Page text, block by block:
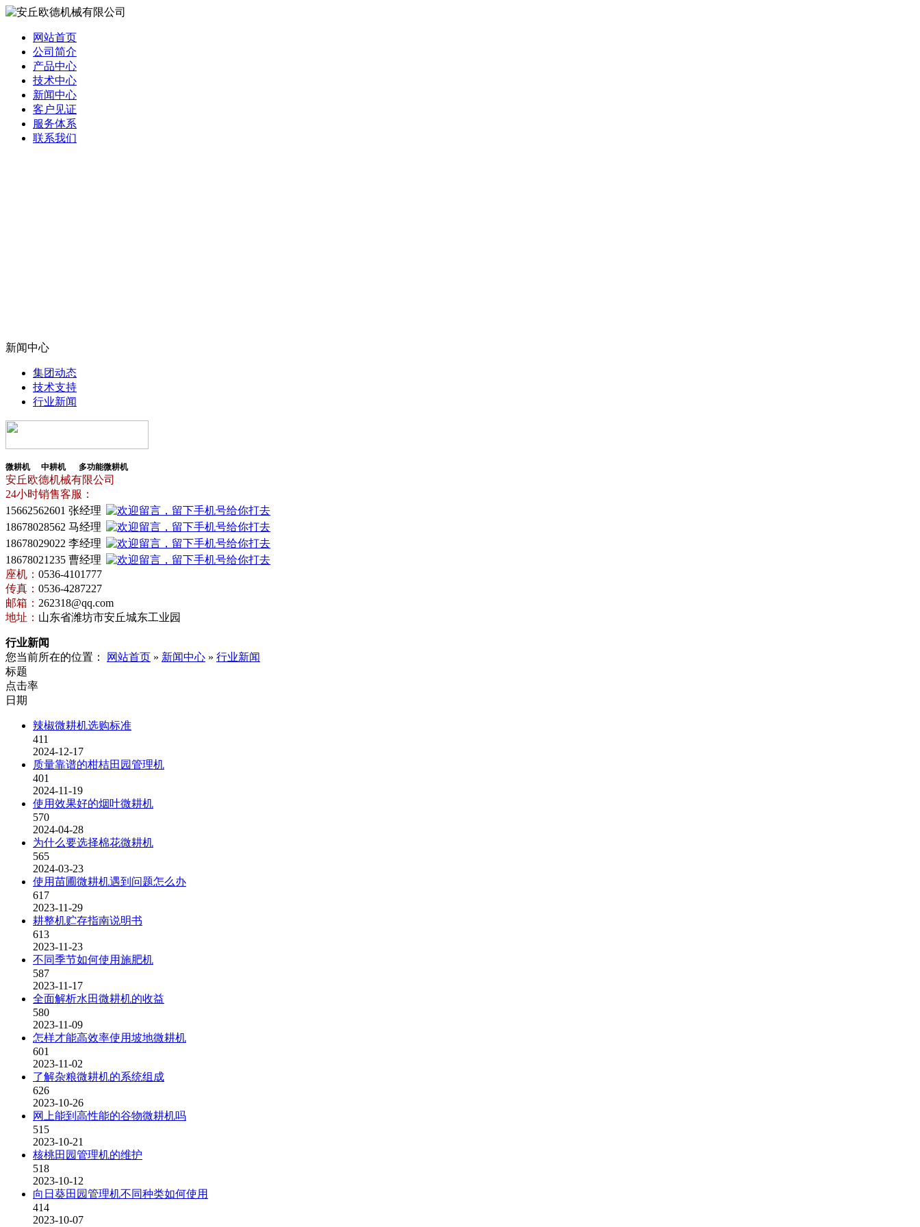
网站首页
公司简介
产品中心
技术中心
新闻中心
客户见证
服务体系
联系我们
新闻中心
集团动态
技术支持
行业新闻
微耕机 中耕机 多功能微耕机
安丘欧德机械有限公司
24小时销售客服：
15662562601 张经理
18678028562 马经理
18678029022 李经理
18678021235 曹经理
座机： 0536-4101777
传真： 0536-4287227
邮箱： 262318@qq.com
地址： 山东省潍坊市安丘城东工业园
行业新闻
您当前所在的位置：
网站首页 » 新闻中心 » 行业新闻
标题
点击率
日期
辣椒微耕机选购标准
411
2024-12-17
质量靠谱的柑桔田园管理机
401
2024-11-19
使用效果好的烟叶微耕机
570
2024-04-28
为什么要选择棉花微耕机
565
2024-03-23
使用苗圃微耕机遇到问题怎么办
617
2023-11-29
耕整机贮存指南说明书
613
2023-11-23
不同季节如何使用施肥机
587
2023-11-17
全面解析水田微耕机的收益
580
2023-11-09
怎样才能高效率使用坡地微耕机
601
2023-11-02
了解杂粮微耕机的系统组成
626
2023-10-26
网上能到高性能的谷物微耕机吗
515
2023-10-21
核桃田园管理机的维护
518
2023-10-12
向日葵田园管理机不同种类如何使用
414
2023-10-07